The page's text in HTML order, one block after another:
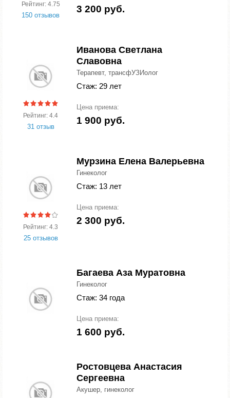
Рейтинг: 4.75
150 отзывов
3 200 руб.
Рейтинг: 4.4
31 отзыв
Иванова Светлана
Славовна
Терапевт, трансфУЗИолог
Стаж: 29 лет
Цена приема:
1 900 руб.
Рейтинг: 4.3
25 отзывов
Мурзина Елена Валерьевна
Гинеколог
Стаж: 13 лет
Цена приема:
2 300 руб.
Багаева Аза Муратовна
Гинеколог
Стаж: 34 года
Цена приема:
1 600 руб.
Ростовцева Анастасия
Сергеевна
Акушер, гинеколог